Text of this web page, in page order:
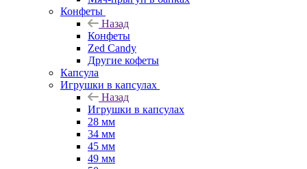
Конфеты
Назад
Конфеты
Zed Candy
Другие кофеты
Капсула
Игрушки в капсулах
Назад
Игрушки в капсулах
28 мм
34 мм
45 мм
49 мм